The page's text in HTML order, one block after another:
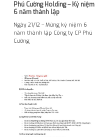
Phú Cường Holding – Kỷ niệm
6 năm thành lập
Ngày 21/12 – Mừng kỷ niệm 6
năm thành lập Công ty CP Phú
Cường